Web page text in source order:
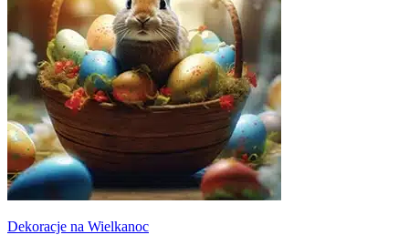
Dekoracje na Wielkanoc